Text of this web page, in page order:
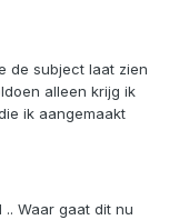
de subject laat zien
alleen krijg ik
ik aangemaakt
Waar gaat dit nu